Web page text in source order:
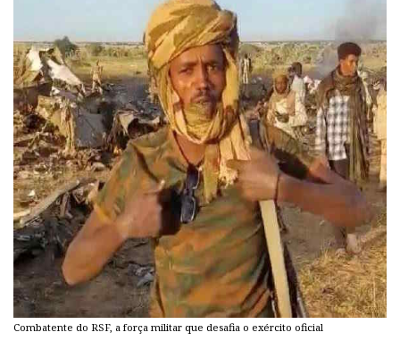
Combatente do RSF, a força militar que desafia o exército oficial